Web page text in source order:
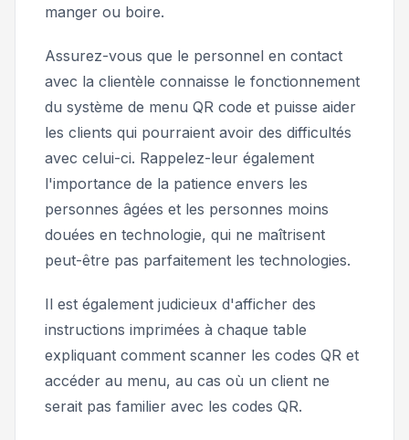
manger ou boire.
Assurez-vous que le personnel en contact
avec la clientèle connaisse le fonctionnement
du système de menu QR code et puisse aider
les clients qui pourraient avoir des difficultés
avec celui-ci. Rappelez-leur également
l'importance de la patience envers les
personnes âgées et les personnes moins
douées en technologie, qui ne maîtrisent
peut-être pas parfaitement les technologies.
Il est également judicieux d'afficher des
instructions imprimées à chaque table
expliquant comment scanner les codes QR et
accéder au menu, au cas où un client ne
serait pas familier avec les codes QR.